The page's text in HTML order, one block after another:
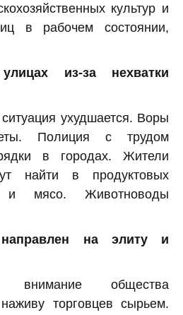
культур и
в рабочем состоянии,
из-за нехватки
ухудшается. Воры
Полиция с трудом
в городах. Жители
найти в продуктовых
и мясо. Животноводы
на элиту и
внимание общества
торговцев сырьем.